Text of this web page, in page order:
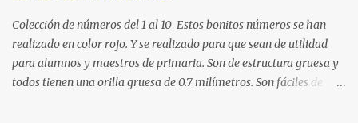
Colección de números del 1 al 10 Estos bonitos números se han
realizado en color rojo. Y se realizado para que sean de utilidad
para alumnos y maestros de primaria. Son de estructura gruesa y
todos tienen una orilla gruesa de 0.7 milímetros. Son fáciles de